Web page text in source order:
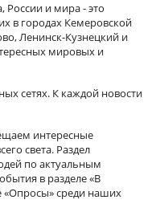
России и мира - это
в городах Кемеровской
Ленинск-Кузнецкий и
мировых и
сетях. К каждой новости
интересные
света. Раздел
по актуальным
в разделе «В
среди наших